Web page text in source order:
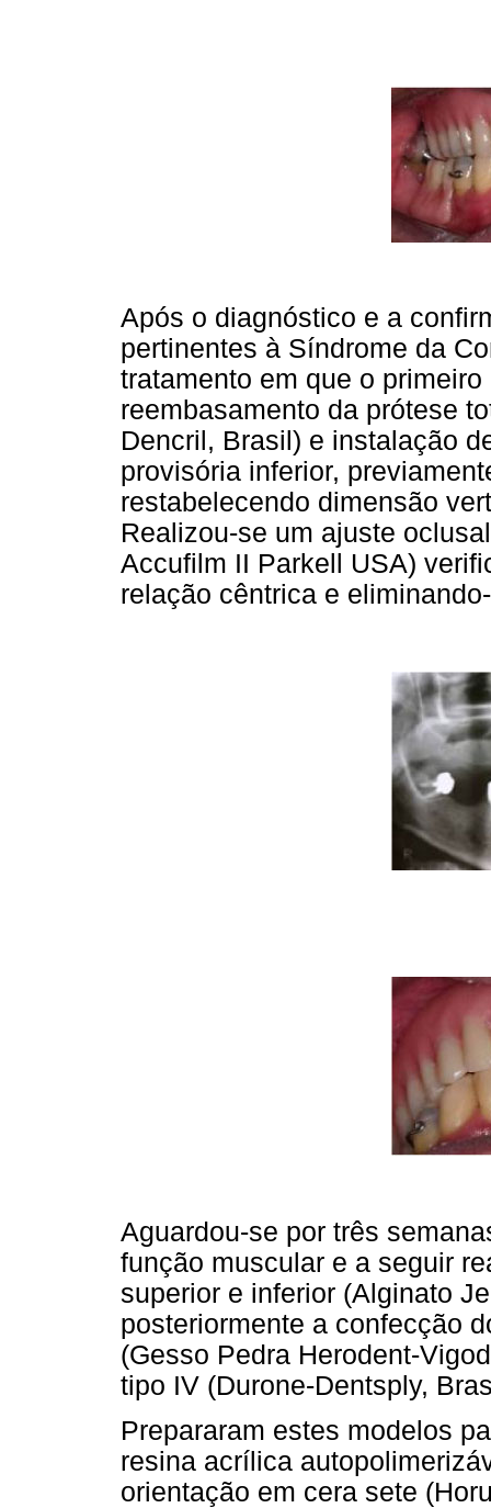
Após o diagnóstico e a
pertinentes à Síndrome da
tratamento em que o
reembasamento da prótese
Dencril, Brasil) e instalação
provisória inferior,
restabelecendo dimensão
Realizou-se um ajuste
Accufilm II Parkell USA)
relação cêntrica e
Aguardou-se por três
função muscular e a seguir
superior e inferior (Alginato
posteriormente a confecção
(Gesso Pedra Herodent-
tipo IV (Durone-Dentsply,
Prepararam estes modelos
resina acrílica
orientação em cera sete